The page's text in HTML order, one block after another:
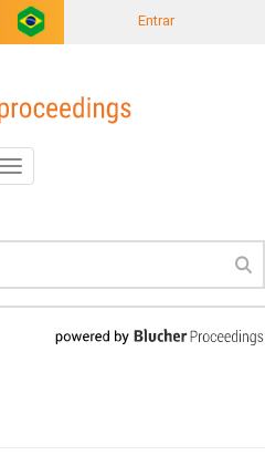
Entrar
Toggle
navigation